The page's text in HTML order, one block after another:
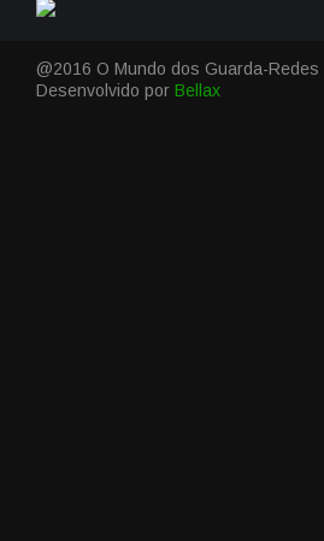
@2016 O Mundo dos Guarda-Redes |
Desenvolvido por Bellax